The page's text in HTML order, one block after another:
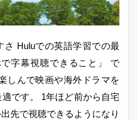
さ Huluでの英語学習での最
字幕視聴できること」 で
しんで映画や海外ドラマを
です。 1年ほど前から自宅
先で視聴できるようになり